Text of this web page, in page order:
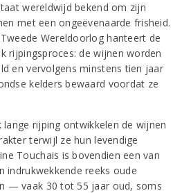
wereldwijd bekend om zijn
met een ongeëvenaarde frisheid.
Wereldoorlog hanteert de
rijpingsproces: de wijnen worden
en vervolgens minstens tien jaar
kelders bewaard voordat ze
rijping ontwikkelen de wijnen
terwijl ze hun levendige
Touchais is bovendien een van
indrukwekkende reeks oude
— vaak 30 tot 55 jaar oud, soms